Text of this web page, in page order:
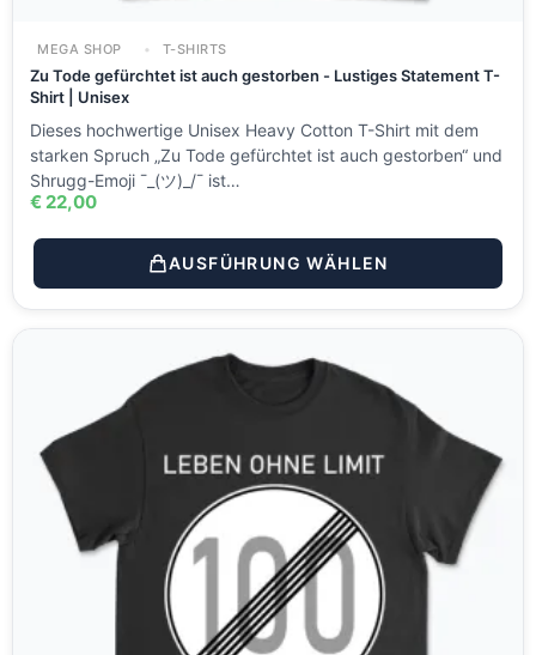
MEGA SHOP T-SHIRTS
Zu Tode gefürchtet ist auch gestorben - Lustiges Statement T-
Shirt | Unisex
Dieses hochwertige Unisex Heavy Cotton T-Shirt mit dem
starken Spruch „Zu Tode gefürchtet ist auch gestorben“ und
Shrugg-Emoji ¯_(ツ)_/¯ ist…
€ 22,00
AUSFÜHRUNG WÄHLEN